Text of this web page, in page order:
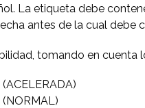
La etiqueta debe
antes de la cual debe
tomando en cuenta
(ACELERADA)
(NORMAL)